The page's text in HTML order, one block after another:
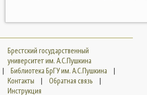
Брестский государственный
университет им. А.С.Пушкина
|
Библиотека БрГУ им. А.С.Пушкина
|
Контакты
| Обратная связь
|
Инструкция